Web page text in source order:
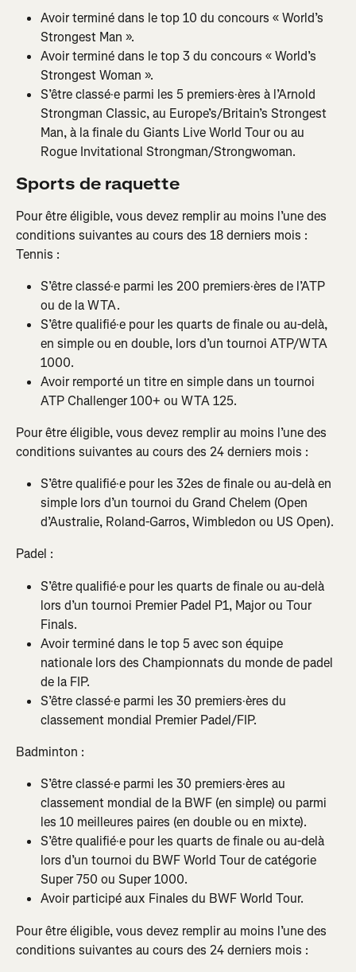
Avoir terminé dans le top 10 du concours « World’s
Strongest Man ».
Avoir terminé dans le top 3 du concours « World’s
Strongest Woman ».
S’être classé·e parmi les 5 premiers·ères à l’Arnold
Strongman Classic, au Europe’s/Britain’s Strongest
Man, à la finale du Giants Live World Tour ou au
Rogue Invitational Strongman/Strongwoman.
Sports de raquette
Pour être éligible, vous devez remplir au moins l’une des
conditions suivantes au cours des 18 derniers mois :
Tennis :
S’être classé·e parmi les 200 premiers·ères de l’ATP
ou de la WTA.
S’être qualifié·e pour les quarts de finale ou au-delà,
en simple ou en double, lors d’un tournoi ATP/WTA
1000.
Avoir remporté un titre en simple dans un tournoi
ATP Challenger 100+ ou WTA 125.
Pour être éligible, vous devez remplir au moins l’une des
conditions suivantes au cours des 24 derniers mois :
S’être qualifié·e pour les 32es de finale ou au-delà en
simple lors d’un tournoi du Grand Chelem (Open
d’Australie, Roland-Garros, Wimbledon ou US Open).
Padel :
S’être qualifié·e pour les quarts de finale ou au-delà
lors d’un tournoi Premier Padel P1, Major ou Tour
Finals.
Avoir terminé dans le top 5 avec son équipe
nationale lors des Championnats du monde de padel
de la FIP.
S’être classé·e parmi les 30 premiers·ères du
classement mondial Premier Padel/FIP.
Badminton :
S’être classé·e parmi les 30 premiers·ères au
classement mondial de la BWF (en simple) ou parmi
les 10 meilleures paires (en double ou en mixte).
S’être qualifié·e pour les quarts de finale ou au-delà
lors d’un tournoi du BWF World Tour de catégorie
Super 750 ou Super 1000.
Avoir participé aux Finales du BWF World Tour.
Pour être éligible, vous devez remplir au moins l’une des
conditions suivantes au cours des 24 derniers mois :